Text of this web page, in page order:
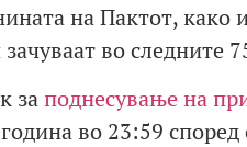
на Пактот,
зачуваат во следните
заподнесување на
во 23:59